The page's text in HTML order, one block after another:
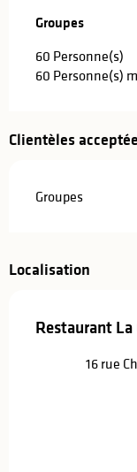
Groupes
Groupes
60 Personne(s)
60 Personne(s)
Clientèles
Groupes
Localisation
Restaurant La
16 rue